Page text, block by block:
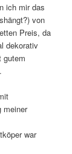
ich mir das
von
Preis, da
dekorativ
gutem
meiner
war